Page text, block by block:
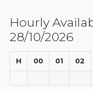
Hourly
28/10/2026
H 00 01 02